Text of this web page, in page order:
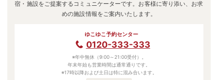
宿・施設をご提案するコミュニケーターです。お客様に寄り添い、お求
めの施設情報をご案内いたします。
ゆこゆこ予約センター
0120-333-333
※年中無休（9:00～21:00受付）。
年末年始も営業時間は通常通りです。
※17時以降および土日は特に混み合います。